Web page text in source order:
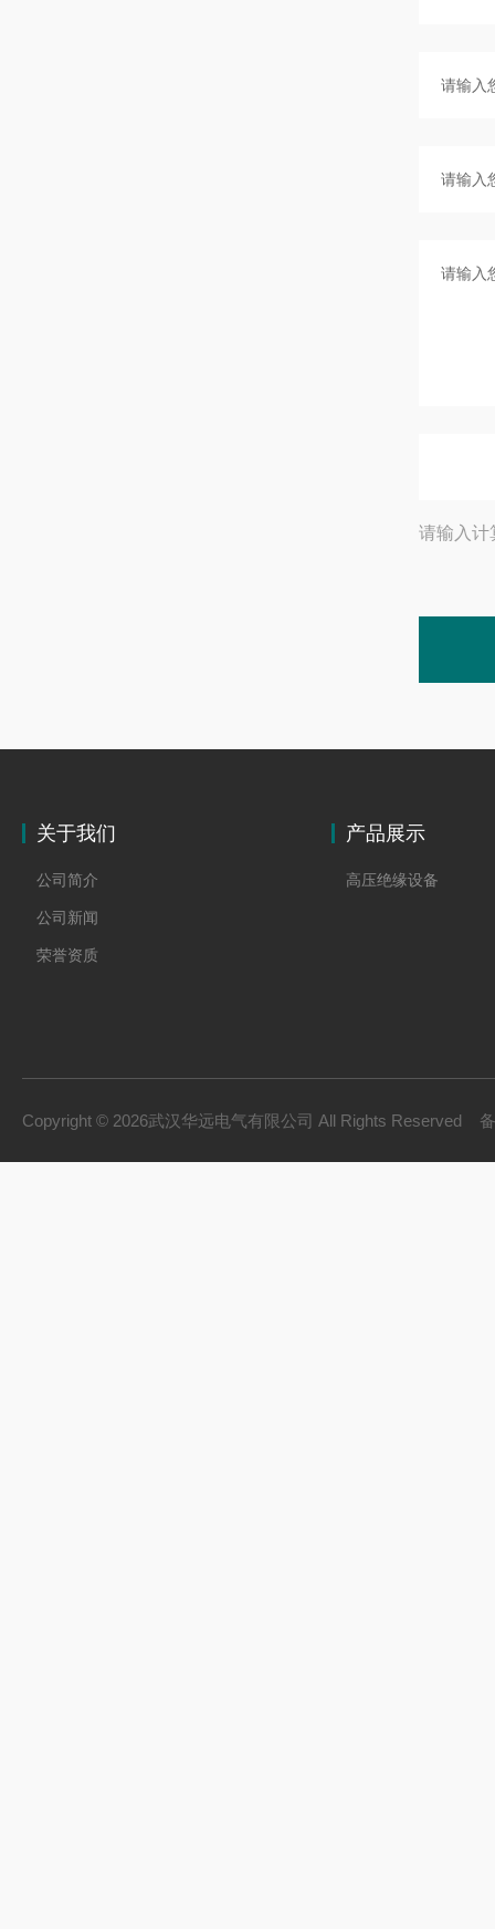
请输入计
关于我们
公司简介
公司新闻
荣誉资质
产品展示
高压绝缘设备
Copyright © 2026武汉华远电气有限公司 All Rights Reserved